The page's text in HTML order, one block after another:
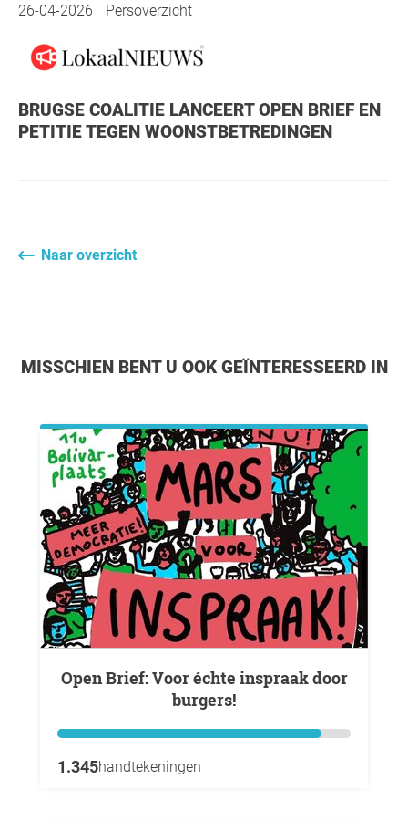
26-04-2026 Persoverzicht
BRUGSE COALITIE LANCEERT OPEN BRIEF EN
PETITIE TEGEN WOONSTBETREDINGEN
Naar overzicht
MISSCHIEN BENT U OOK GEÏNTERESSEERD IN
Open Brief: Voor échte inspraak door
burgers!
1.345handtekeningen